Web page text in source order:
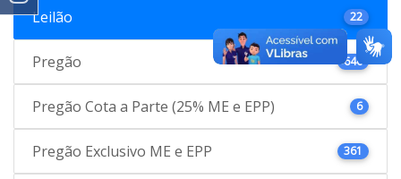
Leilão 22
Pregão 646
Pregão Cota a Parte (25% ME e EPP) 6
Pregão Exclusivo ME e EPP 361